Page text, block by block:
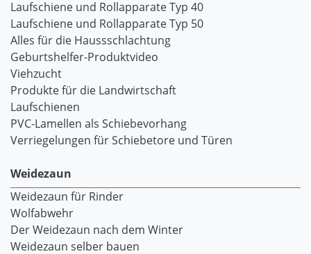
Laufschiene und Rollapparate Typ 40
Laufschiene und Rollapparate Typ 50
Alles für die Haussschlachtung
Geburtshelfer-Produktvideo
Viehzucht
Produkte für die Landwirtschaft
Laufschienen
PVC-Lamellen als Schiebevorhang
Verriegelungen für Schiebetore und Türen
Weidezaun
Weidezaun für Rinder
Wolfabwehr
Der Weidezaun nach dem Winter
Weidezaun selber bauen